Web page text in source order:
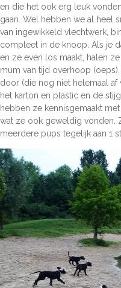
en die het ook erg leuk
gaan. Wel hebben we al heel
van ingewikkeld vlechtwerk,
compleet in de knoop. Als je
en ze even los maakt, halen
mum van tijd overhoop
door (die nog niet helemaal
het karton en plastic en de
hebben ze kennisgemaakt
wat ze ook geweldig vonden.
meerdere pups tegelijk aan 1